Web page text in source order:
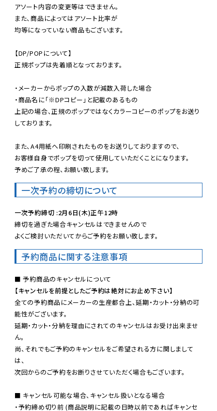
アソート内容の変更等はできません。
また、商品によってはアソート比率が
均等になっていない商品もございます。
【DP/POPについて】
正規ポップは先着順となっております。
・メーカーからポップの入数が減数入荷した場合
・商品名に「※DPコピー」と記載のあるもの
上記の場合、正規のポップではなくカラーコピーのポップをお送り
しております。
また、A4用紙へ印刷されたものをお送りしておりますので、
お客様自身でポップを切って使用していただくことになります。
予めご了承の程、お願い致します。
一次予約の締切について
一次予約締切 :2月6日(木)正午12時
締切を過ぎた場合キャンセルはできませんので
よくご検討いただいてからご予約をお願い致します。
予約商品に関する注意事項
【キャンセルを前提としたご予約は絶対にお止め下さい】
全ての予約商品にメーカーの生産都合上、延期・カット・分納の可
能性がございます。
延期・カット・分納を理由にされてのキャンセルはお受け出来ませ
ん。
尚、それでもご予約のキャンセルをご希望される方に関しまして
は、
次回からのご予約をお断りさせていただく場合もございます。
■ キャンセル可能な場合、キャンセル扱いとなる場合
・予約締め切り前 (商品説明に記載の日時以前であればキャンセ